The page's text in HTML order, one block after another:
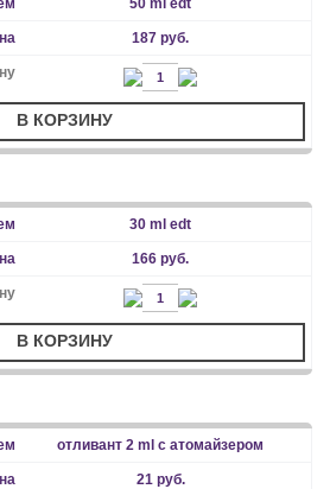
187 руб.
В КОРЗИНУ
30 ml edt
166 руб.
В КОРЗИНУ
отливант 2 ml с атомайзером
21 руб.